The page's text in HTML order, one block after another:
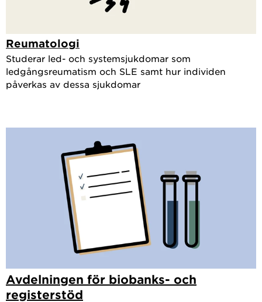
Reumatologi
Studerar led- och systemsjukdomar som
ledgångsreumatism och SLE samt hur individen
påverkas av dessa sjukdomar
Avdelningen för biobanks- och
registerstöd